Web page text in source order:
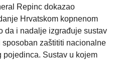
Repinc dokazao
Hrvatskom kopnenom
da i nadalje izgrađuje sustav
sposoban zaštititi nacionalne
pojedinca. Sustav u kojem